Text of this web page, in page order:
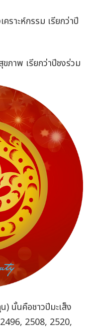
ราะห์กรรม เรียกว่าปี
ภาพ เรียกว่าปีชงร่วม
นั้นคือชาวปีมะเส็ง
2508, 2520,